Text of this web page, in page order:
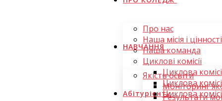
Про нас
Наша місія і цінності
Наша команда
Циклові комісії
Циклова
Циклова
Циклова
НАВЧАННЯ
Якість освіти
Моніторинг
Результати
Абітурієнту